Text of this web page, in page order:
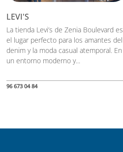
LEVI'S
La tienda Levi’s de Zenia Boulevard es
el lugar perfecto para los amantes del
denim y la moda casual atemporal. En
un entorno moderno y...
96 673 04 84